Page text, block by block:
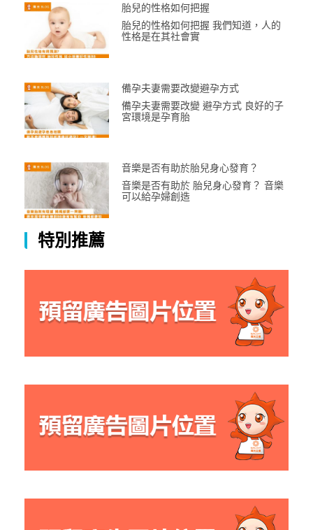
胎兒的性格如何把握
胎兒的性格如何把握 我們知道，人的
性格是在其社會實
備孕夫妻需要改變避孕方式
備孕夫妻需要改變 避孕方式 良好的子
宮環境是孕育胎
音樂是否有助於胎兒身心發育？
音樂是否有助於 胎兒身心發育？ 音樂
可以給孕婦創造
特別推薦